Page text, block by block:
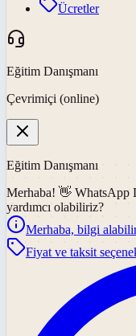
Ücretler
Eğitim Danışmanı
Çevrimiçi (online)
Eğitim Danışmanı
Merhaba! 👋 WhatsApp
yardımcı olabiliriz?
Merhaba, bilgi
Fiyat ve taksit